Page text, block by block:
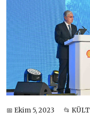
📅 Ekim 5, 2023 📂